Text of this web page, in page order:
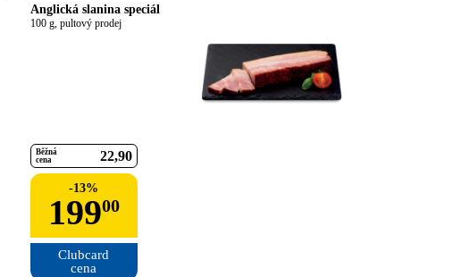
Anglická slanina speciál
100 g, pultový prodej
Běžná
cena
22 90
-13%
19900
Clubcard
cena